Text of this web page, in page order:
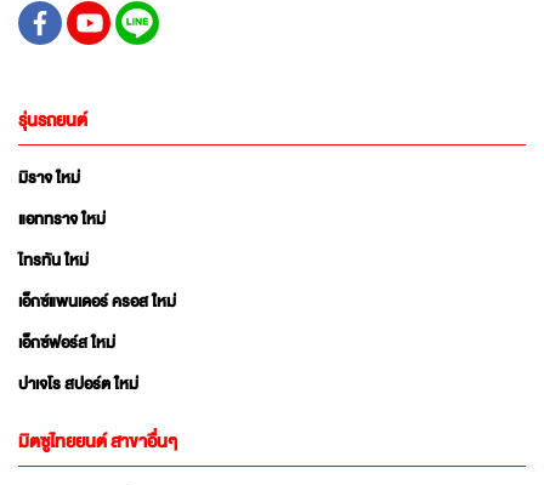
รุ่นรถยนต์
มิราจ ใหม่
แอททราจ ใหม่
ไทรทัน ใหม่
เอ็กซ์แพนเดอร์ ครอส ใหม่
เอ็กซ์ฟอร์ส ใหม่
ปาเจโร สปอร์ต ใหม่
มิตซูไทยยนต์ สาขาอื่นๆ